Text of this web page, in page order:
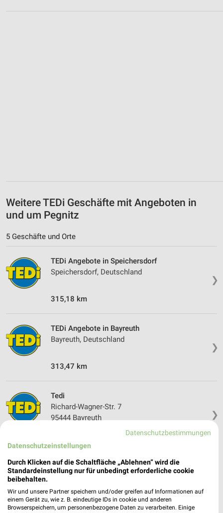
Weitere TEDi Geschäfte mit Angeboten in
und um Pegnitz
5 Geschäfte und Orte
❯
TEDi Angebote in Speichersdorf
Speichersdorf, Deutschland
315,18 km
❯
TEDi Angebote in Bayreuth
Bayreuth, Deutschland
313,47 km
❯
Tedi
Richard-Wagner-Str. 7
95444 Bayreuth
Datenschutzbestimmungen
Datenschutzeinstellungen
Durch Klicken auf die Schaltfläche „Ablehnen“ wird die
Standardeinstellung nur für unbedingt erforderliche cookie
beibehalten.
Wir und unsere Partner speichern und/oder greifen auf Informationen auf
einem Gerät zu, wie z. B. eindeutige IDs in cookie und anderen
Browserspeichern, um personenbezogene Daten zu verarbeiten. Einige